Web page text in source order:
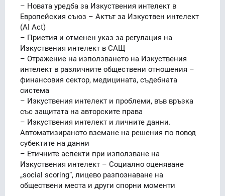
– Новата уредба за Изкуствения интелект в
Европейския съюз – Актът за Изкуствен интелект
(AI Act)
– Приетия и отменен указ за регулация на
Изкуствения интелект в САЩ
– Отражение на използването на Изкуствения
интелект в различните обществени отношения –
финансовия сектор, медицината, съдебната
система
– Изкуствения интелект и проблеми, във връзка
със защитата на авторските права
– Изкуствения интелект и личните данни.
Автоматизираното вземане на решения по повод
субектите на данни
– Етичните аспекти при използване на
Изкуствения интелект – Социално оценяване
„social scoring“, лицево разпознаване на
обществени места и други спорни моменти